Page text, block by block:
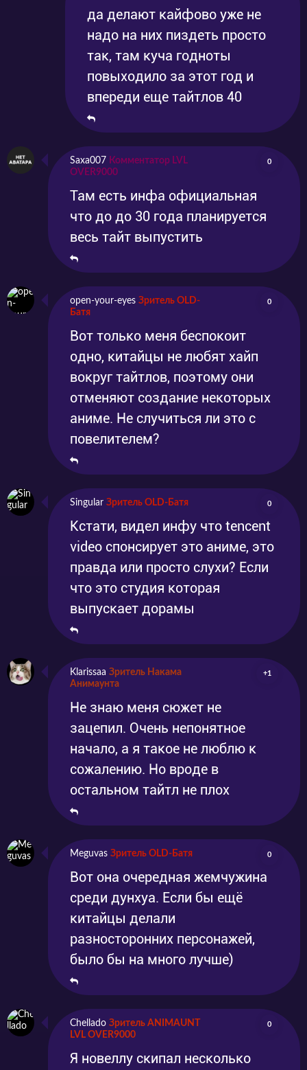
да делают кайфово уже не
надо на них пиздеть просто
так, там куча годноты
повыходило за этот год и
впереди еще тайтлов 40
Saxa007 Комментатор LVL
OVER9000
0
Там есть инфа официальная
что до до 30 года планируется
весь тайт выпустить
open-your-eyes Зритель OLD-
Батя
0
Вот только меня беспокоит
одно, китайцы не любят хайп
вокруг тайтлов, поэтому они
отменяют создание некоторых
аниме. Не случиться ли это с
повелителем?
Singular Зритель OLD-Батя 0
Кстати, видел инфу что tencent
video спонсирует это аниме, это
правда или просто слухи? Если
что это студия которая
выпускает дорамы
Klarissaa Зритель Накама
Анимаунта
+1
Не знаю меня сюжет не
зацепил. Очень непонятное
начало, а я такое не люблю к
сожалению. Но вроде в
остальном тайтл не плох
Meguvas Зритель OLD-Батя 0
Вот она очередная жемчужина
среди дунхуа. Если бы ещё
китайцы делали
разносторонних персонажей,
было бы на много лучше)
Chellado Зритель ANIMAUNT
LVL OVER9000
0
Я новеллу скипал несколько